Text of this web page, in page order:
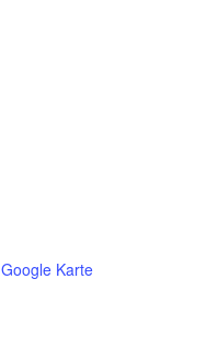
Google Karte